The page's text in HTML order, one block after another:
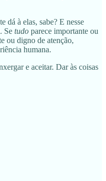
dá à elas, sabe? E nesse
Se tudo parece importante ou
ou digno de atenção,
humana.
e aceitar. Dar às coisas